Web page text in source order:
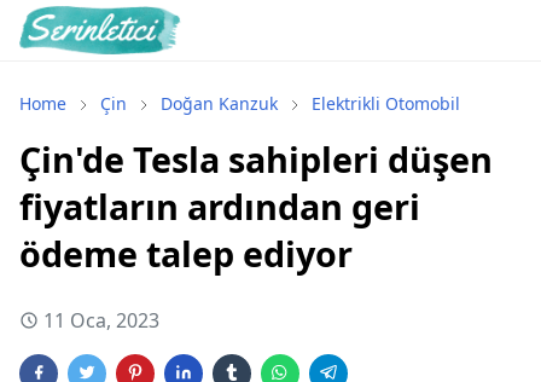
Home Çin Doğan Kanzuk Elektrikli Otomobil
Çin'de Tesla sahipleri düşen
fiyatların ardından geri
ödeme talep ediyor
11 Oca, 2023